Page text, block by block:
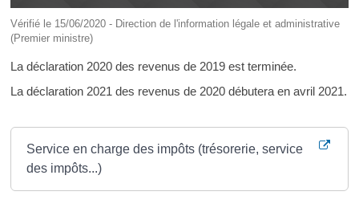
Vérifié le 15/06/2020 - Direction de l'information légale et administrative
(Premier ministre)
La déclaration 2020 des revenus de 2019 est terminée.
La déclaration 2021 des revenus de 2020 débutera en avril 2021.
Service en charge des impôts (trésorerie, service
des impôts...)